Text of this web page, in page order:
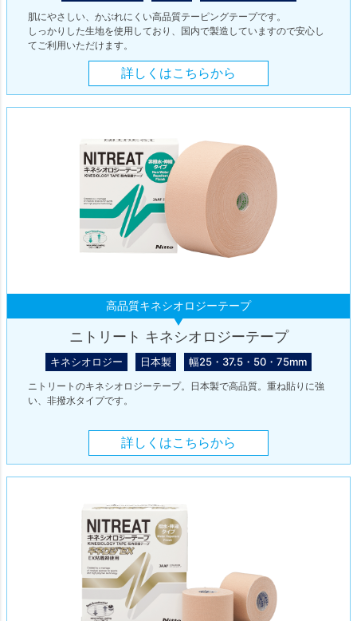
肌にやさしい、かぶれにくい高品質テーピングテープです。
しっかりした生地を使用しており、国内で製造していますので安心し
てご利用いただけます。
詳しくはこちらから
高品質キネシオロジーテープ
ニトリート キネシオロジーテープ
キネシオロジー 日本製 幅25・37.5・50・75mm
ニトリートのキネシオロジーテープ。日本製で高品質。重ね貼りに強
い、非撥水タイプです。
詳しくはこちらから